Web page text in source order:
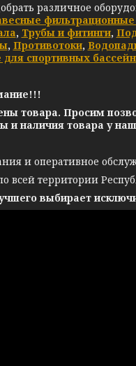
различное
, Трубы и фитинги,
, Противотоки,
спортивных
товара. Просим
и наличия товара у
и оперативное
всей территории
выбирает